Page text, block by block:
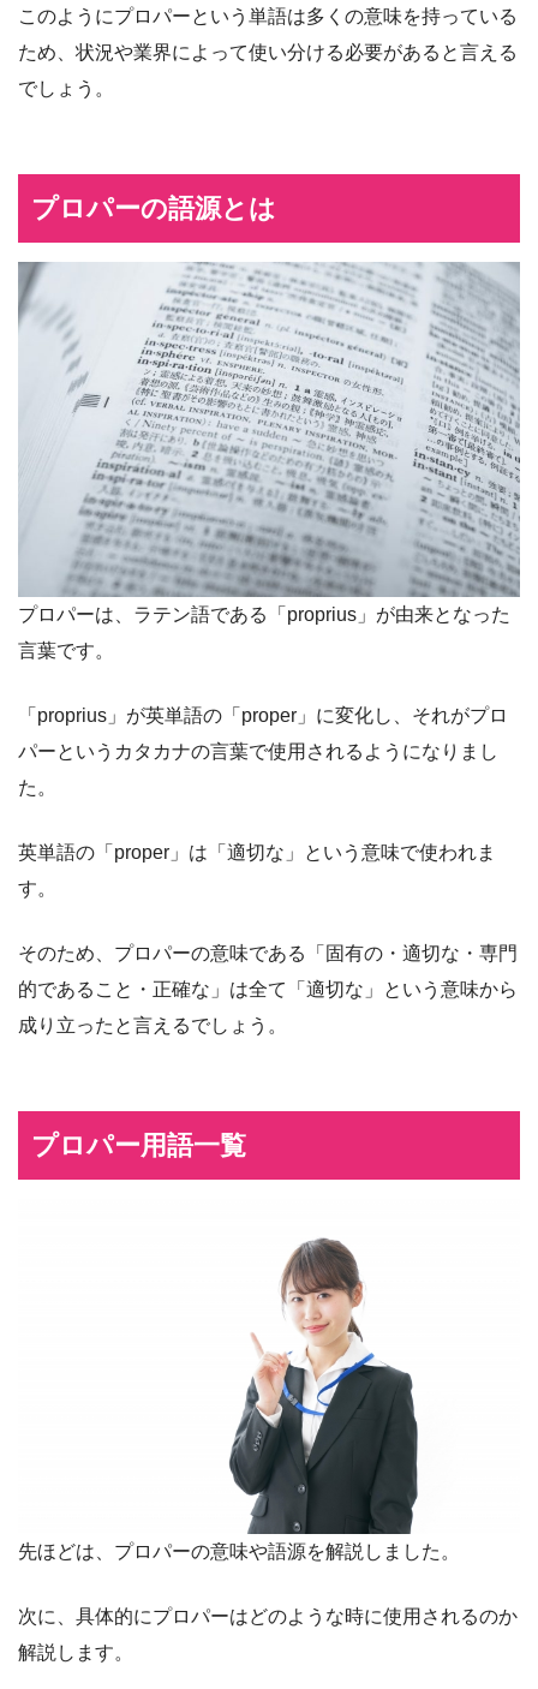
このようにプロパーという単語は多くの意味を持っている
ため、状況や業界によって使い分ける必要があると言える
でしょう。
プロパーの語源とは
プロパーは、ラテン語である「proprius」が由来となった
言葉です。
「proprius」が英単語の「proper」に変化し、それがプロ
パーというカタカナの言葉で使用されるようになりまし
た。
英単語の「proper」は「適切な」という意味で使われま
す。
そのため、プロパーの意味である「固有の・適切な・専門
的であること・正確な」は全て「適切な」という意味から
成り立ったと言えるでしょう。
プロパー用語一覧
先ほどは、プロパーの意味や語源を解説しました。
次に、具体的にプロパーはどのような時に使用されるのか
解説します。